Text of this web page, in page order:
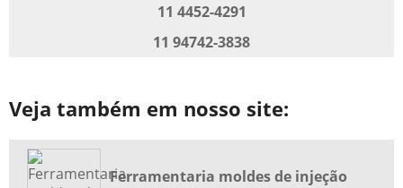
FABRICAÇÃO DE PEÇAS PLÁSTICAS
FERRAMENTARIA DE MOLDES PLÁSTICOS
11 4452-4291
11 94742-3838
Veja também em nosso site:
Ferramentaria moldes de injeção